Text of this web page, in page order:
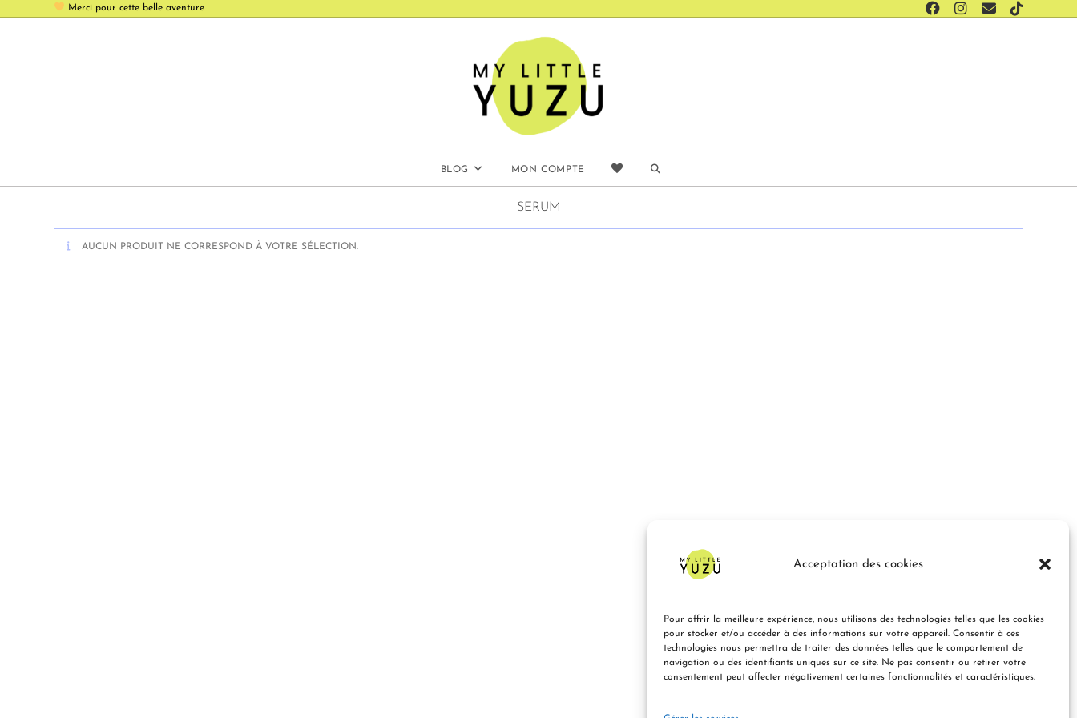
Acceptation des cookies
Pour offrir la meilleure expérience, nous utilisons des technologies telles que les cookies
pour stocker et/ou accéder à des informations sur votre appareil. Consentir à ces
technologies nous permettra de traiter des données telles que le comportement de
navigation ou des identifiants uniques sur ce site. Ne pas consentir ou retirer votre
consentement peut affecter négativement certaines fonctionnalités et caractéristiques.
Merci pour cette belle aventure
BLOG MON COMPTE
SERUM
AUCUN PRODUIT NE CORRESPOND À VOTRE SÉLECTION.